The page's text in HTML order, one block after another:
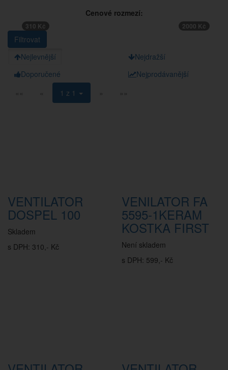
Cenové rozmezí:
310 Kč 2000 Kč
Nejlevnější
Nejdražší
Doporučené
Nejprodávanější
««
« 1 z 1 » »»
VENTILATOR
DOSPEL 100
Skladem
s DPH: 310,- Kč
VENILATOR FA
5595-1KERAM
KOSTKA FIRST
Není skladem
s DPH: 599,- Kč